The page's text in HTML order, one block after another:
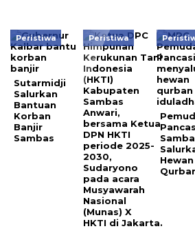
Peristiwa
Sutarmidji
Salurkan
Bantuan
Korban
Banjir
Sambas
Peristiwa
Hewan